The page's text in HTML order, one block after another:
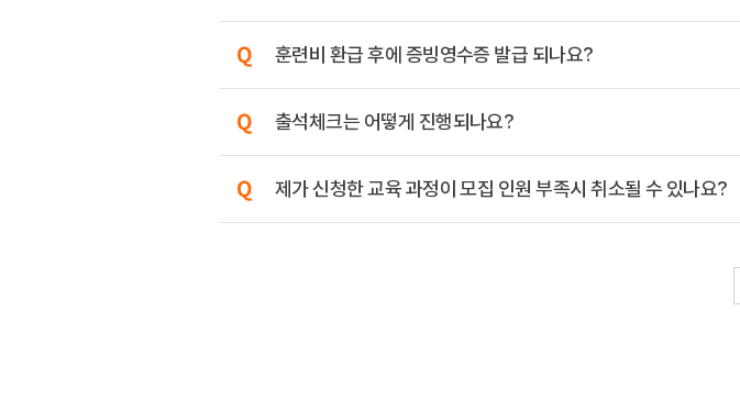
훈련비 환급 후에 증빙영수증 발급 되나요?
출석체크는 어떻게 진행되나요?
제가 신청한 교육 과정이 모집 인원 부족시 취소될 수 있나요?